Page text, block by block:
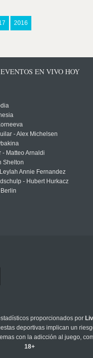
2016
EN VIVO HOY
- Alex Michelsen
- Matteo Arnaldi
Shelton
Annie Fernandez
- Hubert Hurkacz
proporcionados por
deportivas implican un
con la adicción al juego,
18+